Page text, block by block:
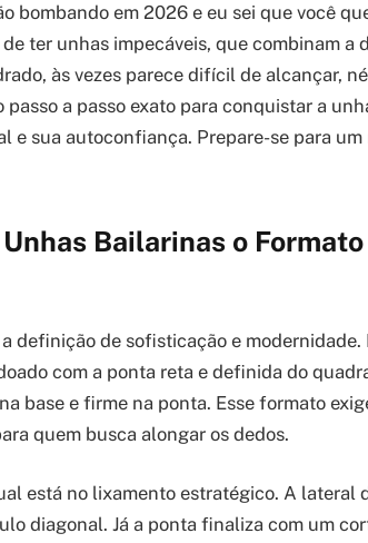
bombando em 2026 e eu sei que você
ter unhas impecáveis, que combinam a
às vezes parece difícil de alcançar,
passo a passo exato para conquistar a
e sua autoconfiança. Prepare-se para
Unhas Bailarinas o
definição de sofisticação e
com a ponta reta e definida do
base e firme na ponta. Esse formato
quem busca alongar os dedos.
está no lixamento estratégico. A lateral
diagonal. Já a ponta finaliza com um